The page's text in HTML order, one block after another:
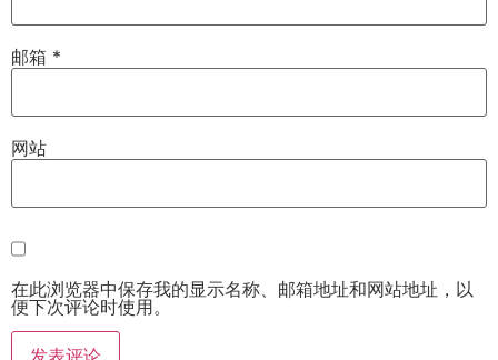
邮箱 *
网站
在此浏览器中保存我的显示名称、邮箱地址和网站地址，以
便下次评论时使用。